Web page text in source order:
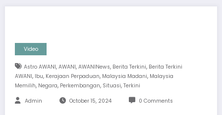
Video
Astro AWANI, AWANI, AWANINews, Berita Terkini, Berita Terkini
AWANI, Ibu, Kerajaan Perpaduan, Malaysia Madani, Malaysia
Memilih, Negara, Perkembangan, Situasi, Terkini
Admin October 15, 2024 0 Comments